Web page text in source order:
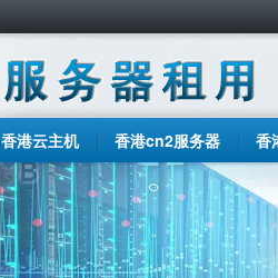
香港云主机 香港cn2服务器 香